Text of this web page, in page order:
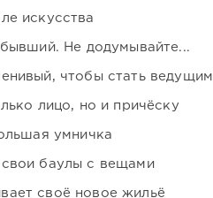
искусства
Не додумывайте...
чтобы стать ведущим
лицо, но и причёску
умничка
баулы с вещами
своё новое жильё